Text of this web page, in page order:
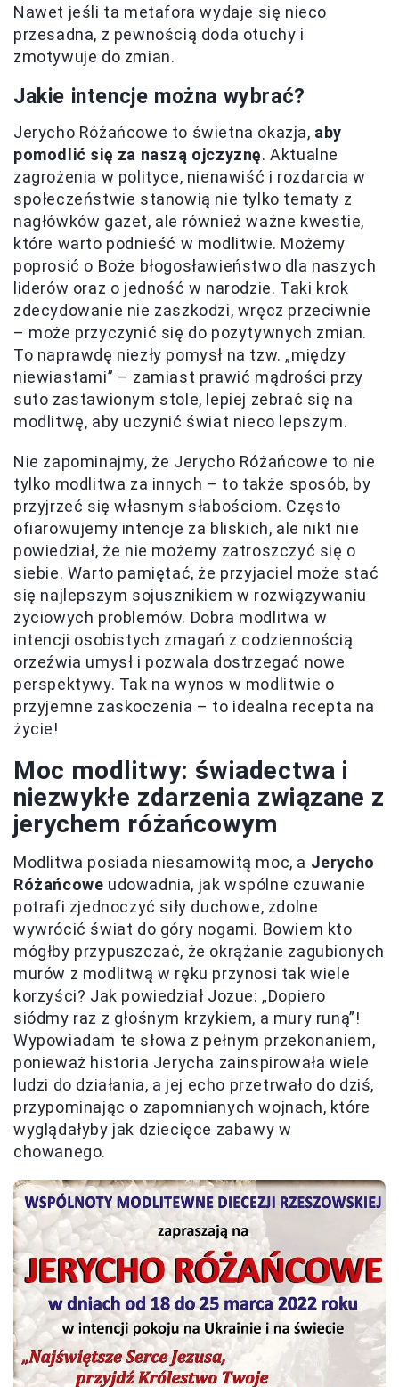
Nawet jeśli ta metafora wydaje się nieco
przesadna, z pewnością doda otuchy i
zmotywuje do zmian.
Jakie intencje można wybrać?
Jerycho Różańcowe to świetna okazja, aby
pomodlić się za naszą ojczyznę. Aktualne
zagrożenia w polityce, nienawiść i rozdarcia w
społeczeństwie stanowią nie tylko tematy z
nagłówków gazet, ale również ważne kwestie,
które warto podnieść w modlitwie. Możemy
poprosić o Boże błogosławieństwo dla naszych
liderów oraz o jedność w narodzie. Taki krok
zdecydowanie nie zaszkodzi, wręcz przeciwnie
– może przyczynić się do pozytywnych zmian.
To naprawdę niezły pomysł na tzw. „między
niewiastami” – zamiast prawić mądrości przy
suto zastawionym stole, lepiej zebrać się na
modlitwę, aby uczynić świat nieco lepszym.
Nie zapominajmy, że Jerycho Różańcowe to nie
tylko modlitwa za innych – to także sposób, by
przyjrzeć się własnym słabościom. Często
ofiarowujemy intencje za bliskich, ale nikt nie
powiedział, że nie możemy zatroszczyć się o
siebie. Warto pamiętać, że przyjaciel może stać
się najlepszym sojusznikiem w rozwiązywaniu
życiowych problemów. Dobra modlitwa w
intencji osobistych zmagań z codziennością
orzeźwia umysł i pozwala dostrzegać nowe
perspektywy. Tak na wynos w modlitwie o
przyjemne zaskoczenia – to idealna recepta na
życie!
Moc modlitwy: świadectwa i
niezwykłe zdarzenia związane z
jerychem różańcowym
Modlitwa posiada niesamowitą moc, a Jerycho
Różańcowe udowadnia, jak wspólne czuwanie
potrafi zjednoczyć siły duchowe, zdolne
wywrócić świat do góry nogami. Bowiem kto
mógłby przypuszczać, że okrążanie zagubionych
murów z modlitwą w ręku przynosi tak wiele
korzyści? Jak powiedział Jozue: „Dopiero
siódmy raz z głośnym krzykiem, a mury runą”!
Wypowiadam te słowa z pełnym przekonaniem,
ponieważ historia Jerycha zainspirowała wiele
ludzi do działania, a jej echo przetrwało do dziś,
przypominając o zapomnianych wojnach, które
wyglądałyby jak dziecięce zabawy w
chowanego.